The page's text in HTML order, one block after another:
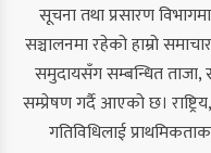
सूचना तथा प्रसारण
सञ्चालनमा रहेको हाम्रो
समुदायसँग सम्बन्धित ताजा,
सम्प्रेषण गर्दै आएको छ।
गतिविधिलाई